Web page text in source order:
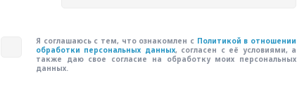
Я соглашаюсь с тем, что ознакомлен с Политикой в отношении
обработки персональных данных, согласен с её условиями, а
также даю свое согласие на обработку моих персональных
данных.